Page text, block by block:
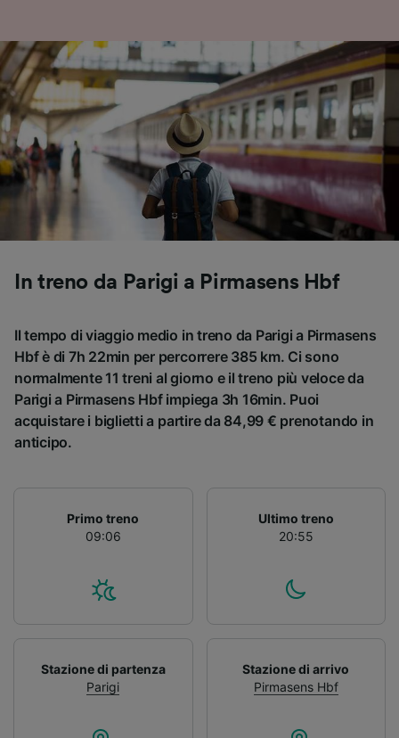
In treno da Parigi a Pirmasens Hbf
Il tempo di viaggio medio in treno da Parigi a Pirmasens
Hbf è di 7h 22min per percorrere 385 km. Ci sono
normalmente 11 treni al giorno e il treno più veloce da
Parigi a Pirmasens Hbf impiega 3h 16min. Puoi
acquistare i biglietti a partire da 84,99 € prenotando in
anticipo.
Primo treno
09:06
Ultimo treno
20:55
Stazione di partenza
Parigi
Stazione di arrivo
Pirmasens Hbf